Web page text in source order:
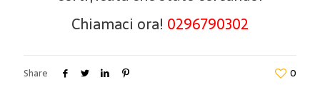
Chiamaci ora! 0296790302
Share 0